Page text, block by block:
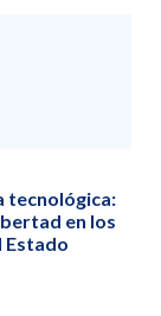
tecnológica:
en los
Estado